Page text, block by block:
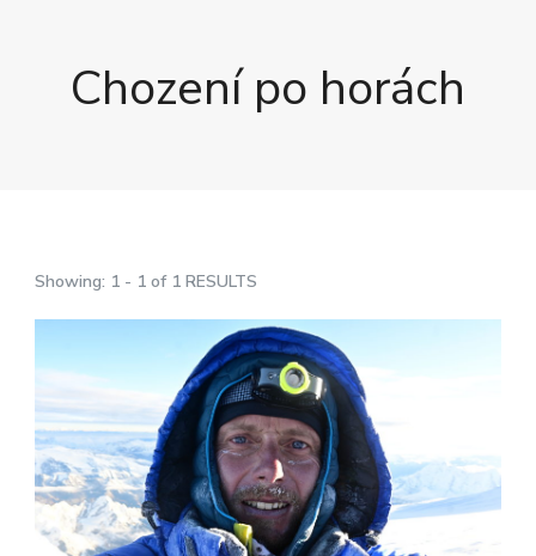
Chození po horách
Showing: 1 - 1 of 1 RESULTS